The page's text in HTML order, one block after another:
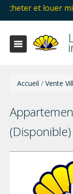
mieux votre
Accueil / Vente
(Disponible)